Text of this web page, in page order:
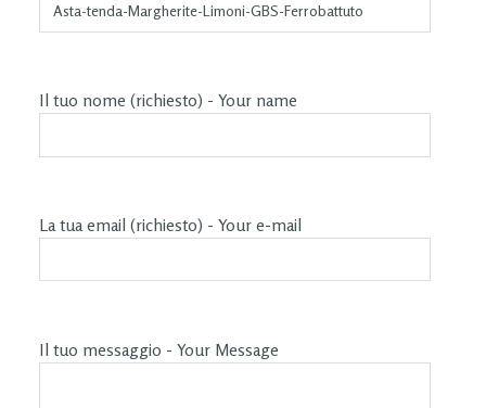
Il tuo nome (richiesto) - Your name
La tua email (richiesto) - Your e-mail
Il tuo messaggio - Your Message